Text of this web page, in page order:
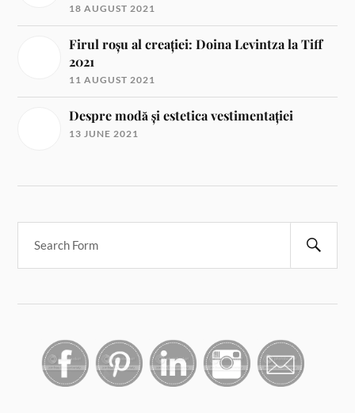
18 AUGUST 2021
Firul roșu al creației: Doina Levintza la Tiff
2021
11 AUGUST 2021
Despre modă și estetica vestimentației
13 JUNE 2021